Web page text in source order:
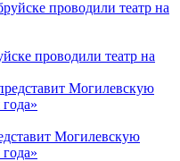
проводили театр на
Могилевскую